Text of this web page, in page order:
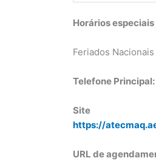
Horários especiais
Feriados
Telefone Principal:
Site
https://
URL de